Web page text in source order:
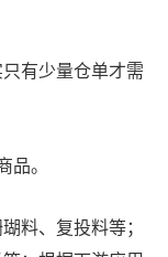
有少量仓单才需
。
料、复投料等；